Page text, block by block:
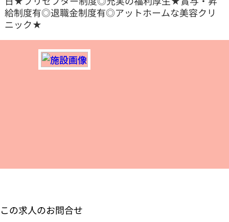
給制度有◎退職金制度有◎アットホームな美容クリ
ニック★
この求人のお問合せ